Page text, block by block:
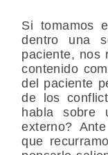
Si tomamos
dentro una
paciente, nos
contenido
del paciente
de los
habla sobre
externo?
que